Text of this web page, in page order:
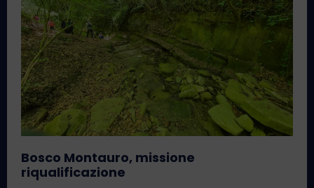
Bosco Montauro, missione
riqualificazione